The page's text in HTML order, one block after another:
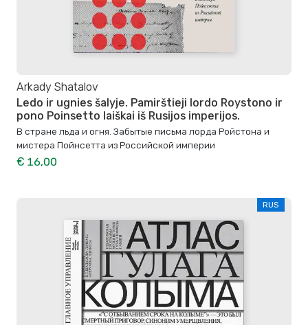
Arkady Shatalov
Ledo ir ugnies šalyje. Pamirštieji lordo Roystono ir
pono Poinsetto laiškai iš Rusijos imperijos.
В стране льда и огня. Забытые письма лорда Ройстона и
мистера Пойнсетта из Российской империи
€ 16,00
RUS